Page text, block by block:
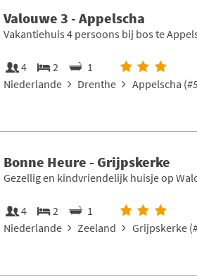
Valouwe 3 - Appelscha
Vakantiehuis 4 persoons bij bos te
4 2
1
Niederlande
Drenthe Appelscha (
Bonne Heure - Grijpskerke
Gezellig en kindvriendelijk huisje op
4 2
1
Niederlande
Zeeland Grijpskerke (